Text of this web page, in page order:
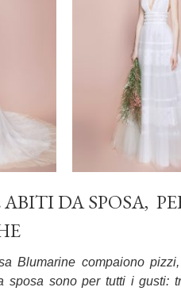
DA SPOSA,
Blumarine compaiono
sposa sono per tutti i gusti: